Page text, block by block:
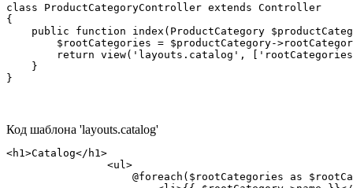
class ProductCategoryController extends Controller
{
public function index(ProductCategory
$rootCategories = $productCategory-
return view('layouts.catalog',
    }
}
Код шаблона 'layouts.catalog'
<h1>Catalog</h1>
                <ul>
@foreach($rootCategories as